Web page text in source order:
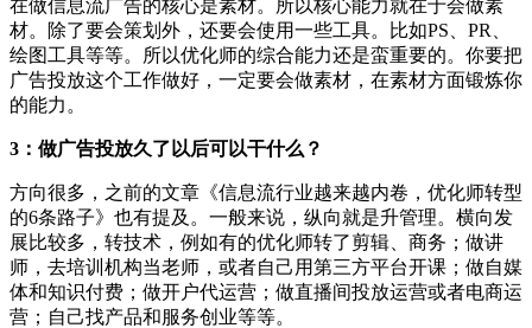
在做信息流广告的核心是素材。所以核心能力就在于会做素
材。除了要会策划外，还要会使用一些工具。比如PS、PR、
绘图工具等等。所以优化师的综合能力还是蛮重要的。你要把
广告投放这个工作做好，一定要会做素材，在素材方面锻炼你
的能力。
3：做广告投放久了以后可以干什么？
方向很多，之前的文章《信息流行业越来越内卷，优化师转型
的6条路子》也有提及。一般来说，纵向就是升管理。横向发
展比较多，转技术，例如有的优化师转了剪辑、商务；做讲
师，去培训机构当老师，或者自己用第三方平台开课；做自媒
体和知识付费；做开户代运营；做直播间投放运营或者电商运
营；自己找产品和服务创业等等。